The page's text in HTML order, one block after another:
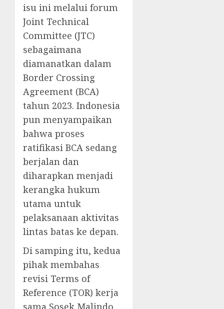
isu ini melalui forum
Joint Technical
Committee (JTC)
sebagaimana
diamanatkan dalam
Border Crossing
Agreement (BCA)
tahun 2023. Indonesia
pun menyampaikan
bahwa proses
ratifikasi BCA sedang
berjalan dan
diharapkan menjadi
kerangka hukum
utama untuk
pelaksanaan aktivitas
lintas batas ke depan.
Di samping itu, kedua
pihak membahas
revisi Terms of
Reference (TOR) kerja
sama Sosek Malindo